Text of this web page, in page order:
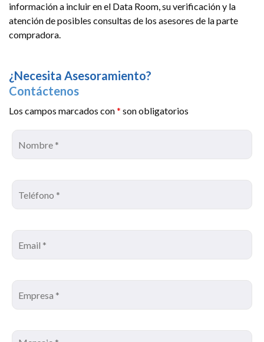
información a incluir en el Data Room, su verificación y la
atención de posibles consultas de los asesores de la parte
compradora.
¿Necesita Asesoramiento?
Contáctenos
Los campos marcados con* son obligatorios